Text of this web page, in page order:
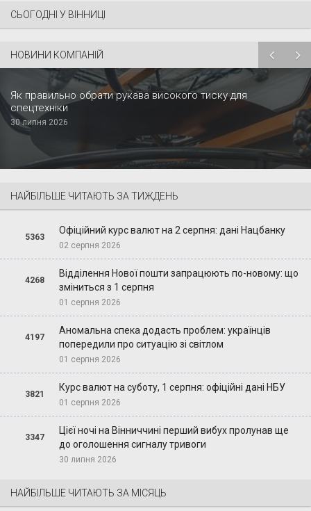
СЬОГОДНІ У ВІННИЦІ
НОВИНИ КОМПАНІЙ
Як правильно обрати рукава високого тиску для
спецтехніки
30 липня 2026
НАЙБІЛЬШЕ ЧИТАЮТЬ ЗА ТИЖДЕНЬ
5363
Офіційний курс валют на 2 серпня: дані Нацбанку
02 серпня 2026
4268
Відділення Нової пошти запрацюють по-новому: що
зміниться з 1 серпня
01 серпня 2026
4197
Аномальна спека додасть проблем: українців
попередили про ситуацію зі світлом
01 серпня 2026
3821
Курс валют на суботу, 1 серпня: офіційні дані НБУ
01 серпня 2026
3347
Цієї ночі на Вінниччині перший вибух пролунав ще
до оголошення сигналу тривоги
30 липня 2026
НАЙБІЛЬШЕ ЧИТАЮТЬ ЗА МІСЯЦЬ